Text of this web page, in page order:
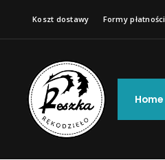
Koszt dostawy Formy płatności
Home